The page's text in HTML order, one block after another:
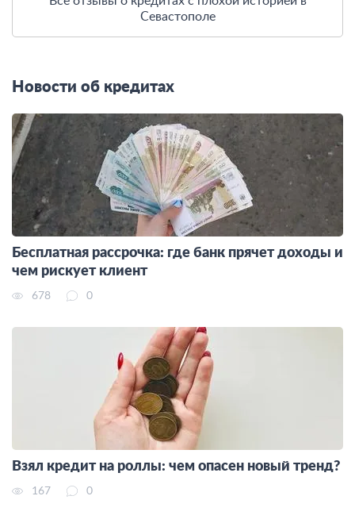
Севастополе
Новости об кредитах
Бесплатная рассрочка: где банк прячет доходы и
чем рискует клиент
678 0
Взял кредит на роллы: чем опасен новый тренд?
167 0